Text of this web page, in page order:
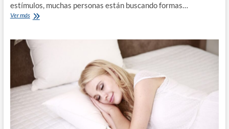
estímulos, muchas personas están buscando formas…
Ver másMindfulness
Los
beneficios
de
la
meditación